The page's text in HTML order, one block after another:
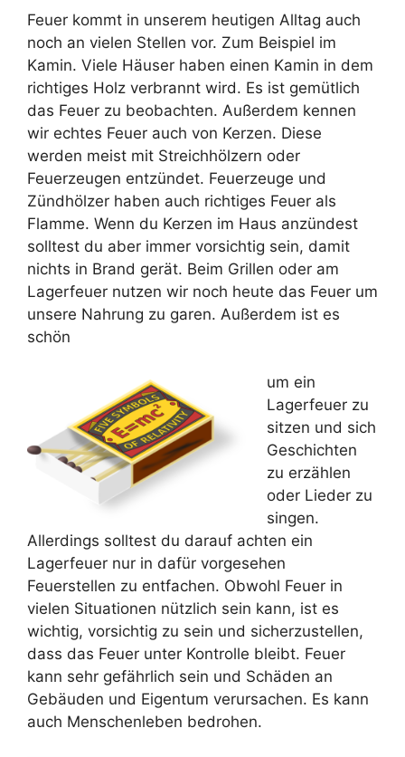
Feuer kommt in unserem heutigen Alltag auch
noch an vielen Stellen vor. Zum Beispiel im
Kamin. Viele Häuser haben einen Kamin in dem
richtiges Holz verbrannt wird. Es ist gemütlich
das Feuer zu beobachten. Außerdem kennen
wir echtes Feuer auch von Kerzen. Diese
werden meist mit Streichhölzern oder
Feuerzeugen entzündet. Feuerzeuge und
Zündhölzer haben auch richtiges Feuer als
Flamme. Wenn du Kerzen im Haus anzündest
solltest du aber immer vorsichtig sein, damit
nichts in Brand gerät. Beim Grillen oder am
Lagerfeuer nutzen wir noch heute das Feuer um
unsere Nahrung zu garen. Außerdem ist es
schön
um ein
Lagerfeuer zu
sitzen und sich
Geschichten
zu erzählen
oder Lieder zu
singen.
Allerdings solltest du darauf achten ein
Lagerfeuer nur in dafür vorgesehen
Feuerstellen zu entfachen. Obwohl Feuer in
vielen Situationen nützlich sein kann, ist es
wichtig, vorsichtig zu sein und sicherzustellen,
dass das Feuer unter Kontrolle bleibt. Feuer
kann sehr gefährlich sein und Schäden an
Gebäuden und Eigentum verursachen. Es kann
auch Menschenleben bedrohen.